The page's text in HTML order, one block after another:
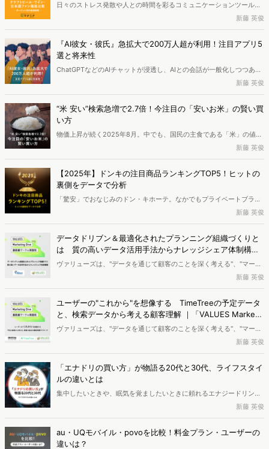
日々のストレス発散や人との時間を彩るコミュニケーションツール、
食事を引き立てる飲料など、お酒の楽しみ方は人それぞれです。しか
し、「お酒好き」はひとくくりに語られることも多く、ビール派もワ
イン派も日本酒派も同じようなイメージで捉えられがちです。しかし
実際にデータを紐解いてみると、好むお酒によって年齢や性別、価値
観やライフスタイルに違いがあることがわかりました。本記事では、
クラフトビール・ワイン・日本酒の検索者を比較し、それぞれの特性
を踏まえた効果的なプロモーション方法を考察していきます。
新藤 英俊
『AI彼女・彼氏』急拡大で200万人超が利用！注目アプリ5
選と将来性
ChatGPTなどのAIチャットが浸透し、AIとの会話が一般化しつつあり
ます。そんななか、AIの友達や彼女・彼氏を作り、インタラクティブ
な交流を楽しむアプリが拡大していることをご存じでしょうか。自分
好みの見た目や性格のAIキャラクターとチャットや通話を楽しめるア
プリが、ユーザー数を伸ばしています。本記事では、そんなAI彼女・
彼氏アプリの現状と今後について分析します。
新藤 英俊
“米 安い”検索急増で2.7倍！今注目の「安いお米」の賢い買
い方
物価上昇が続く2025年8月。中でも、国民の主食である「米」の値上
がりは、多くの家庭に打撃を与えています。この価格高騰に伴い、
「安いお米」に関する検索が急増していることがわかりました。消費
者はより安くお米を買うために、どのような方法に関心を寄せている
のでしょうか。今回は、お米に関する検索データから、その実態を分
析していきます。
新藤 英俊
【2025年】ドンキの注目商品ランキングTOP5！ヒットの
裏側をデータで分析
「驚安」でおなじみのドン・キホーテ。なかでもプライベートブラン
ド「情熱価格」は、コスパ重視のユーザーから高い支持を集めていま
す。そんな情熱価格の商品の中で、特に注目を集めているのはどの商
品なのでしょうか。本記事では、サイトの訪問者数から、よく見られ
た商品上位5つを取り上げ、ヒットの背景を読み解きます。
新藤 英俊
データドリブン＆最適化されたプランニング組織づくりと
は 質の高いデータ活用手法からナレッジシェア体制構築
まで解説｜「VALUES Marketing Dive 2025」レポート
ヴァリューズは、"データを通じて顧客のことを深く考える"、"マーケ
ティングの面白さに熱中する"という意味を込め、マーケティングイベ
ント「VALUES Marketing Dive」を2025年の7/2、7/15に開催しまし
た。第5回目となる今回のテーマは「最前線マーケの実践知」。モノ
が溢れ、良い商品・サービスを作っても売れない時代が到来していま
す。これからの時代に企業が存続していくために求められるのは、真
に顧客に向き合ったモノづくりのための「顧客理解」です。本講演で
は、データ活用手法やナレッジシェア体制の構築について、株式会社
イーエムネットジャパンと対談しました。
新藤 英俊
ユーザーの"これから"を想像する TimeTreeの予定データ
と、検索データから考える顧客理解 ｜「VALUES Marketi
ng Dive 2025」レポート
ヴァリューズは、"データを通じて顧客のことを深く考える"、"マーケ
ティングの面白さに熱中する"という意味を込め、マーケティングイベ
ント「VALUES Marketing Dive」を2025年の7/2、7/15に開催しまし
た。第5回目となる今回のテーマは「最前線マーケの実践知」。モノ
が溢れ、良い商品・サービスを作っても売れない時代が到来していま
す。これからの時代に企業が存続していくために求められるのは、真
に顧客に向き合ったモノづくりのための「顧客理解」です。本講演で
は、TimeTreeの予定データと、検索データに基づく顧客理解につい
て、対談しました。
新藤 英俊
「エナドリの買い方」が物語る20代と30代、ライフスタイ
ルの違いとは
集中したいときや、眠気を覚ましたいときに頼れるエナジードリン
ク。忙しい日々の中で、欠かせない存在になっている人も多いのでは
ないでしょうか。なかでも活用頻度が高い20代・30代。購買データ
を分析すると、この2つの世代間でエナジードリンクの頼り方に明確
な違いがあることが見えてきました。
新藤 英俊
au・UQモバイル・povoを比較！料金プラン・ユーザーの
違いは？